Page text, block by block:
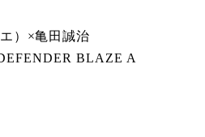
）×亀田誠治
BLAZE A